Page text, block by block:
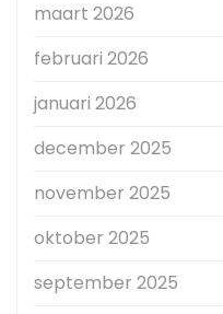
maart 2026
februari 2026
januari 2026
december 2025
november 2025
oktober 2025
september 2025